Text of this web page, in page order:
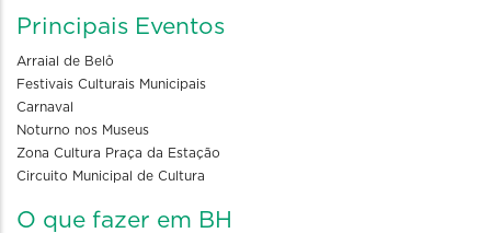
Principais Eventos
Arraial de Belô
Festivais Culturais Municipais
Carnaval
Noturno nos Museus
Zona Cultura Praça da Estação
Circuito Municipal de Cultura
O que fazer em BH